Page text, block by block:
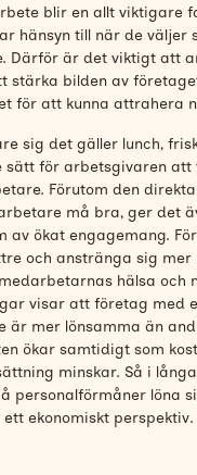
blir en allt viktigare
hänsyn till när de väljer
Därför är det viktigt att
stärka bilden av
för att kunna attrahera
sig det gäller lunch,
sätt för arbetsgivaren att
Förutom den
må bra, ger det
av ökat engagemang.
och anstränga sig mer
hälsa och
visar att företag med
är mer lönsamma än
ökar samtidigt som
minskar. Så i
personalförmåner löna
ekonomiskt perspektiv.